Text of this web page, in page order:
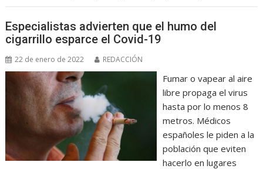
Especialistas advierten que el humo del
cigarrillo esparce el Covid-19
22 de enero de 2022 REDACCIÓN
Fumar o vapear al aire
libre propaga el virus
hasta por lo menos 8
metros. Médicos
españoles le piden a la
población que eviten
hacerlo en lugares